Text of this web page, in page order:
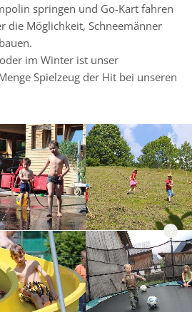
springen und Go-Kart fahren
die Möglichkeit, Schneemänner
im Winter ist unser
Spielzeug der Hit bei unseren